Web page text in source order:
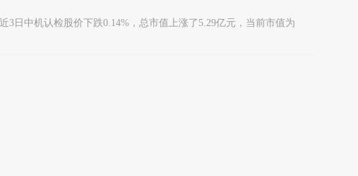
3日中机认检股价下跌0.14%，总市值上涨了5.29亿元，当前市值为